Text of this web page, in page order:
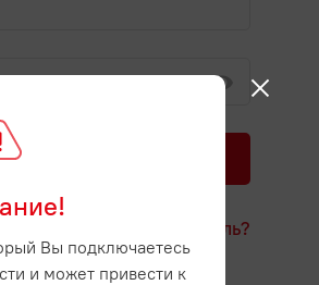
Забыли пароль?
Вы подключаетесь
и может привести к